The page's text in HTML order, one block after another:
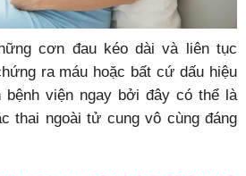
cơn đau kéo dài và liên tục
ra máu hoặc bất cứ dấu hiệu
bệnh viện ngay bởi đây có thể là
thai ngoài tử cung vô cùng đáng